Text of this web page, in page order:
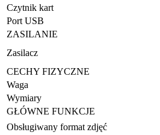
Czytnik kart
Port USB
ZASILANIE
Zasilacz
CECHY FIZYCZNE
Waga
Wymiary
GŁÓWNE FUNKCJE
Obsługiwany format zdjęć